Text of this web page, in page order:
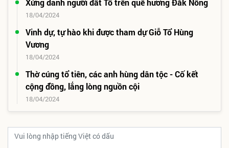
18/04/2024
Vinh dự, tự hào khi được tham dự Giỗ Tổ Hùng
Vương
18/04/2024
Thờ cúng tổ tiên, các anh hùng dân tộc - Cố kết
cộng đồng, lắng lòng nguồn cội
18/04/2024